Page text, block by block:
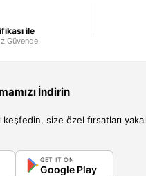
ile
Güvende.
İndirin
keşfedin, size özel fırsatları
GET IT ON
Google Play